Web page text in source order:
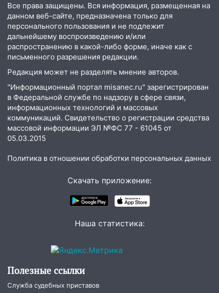
22:58 Соцсети: на проспекте Тюленева
ДТП с мотоциклистом
20:22 Мошенники обманули 92-летнюю
жительницу Ульяновской области
19:14
Житель Ульяновской области
подвез троих незнакомцев на трассе и
заработал уголовное дело
18:14 Прогноз погоды на 6 августа в
Ульяновской области
18:00 Мотофристайл, рок и силовой
большой фестиваль «Наше время»
Где есть бензин в Ульяновске 5
«Обыск» по видеосвязи: в
Ульяновске задержали 19-летнюю
сообщницу мошенников
Едва не перерезал горло: в
Вешкайме посиделки с судимым
знакомым закончились для женщины
Все права защищены. Вся информация, размещенная на
данном веб-сайте, предназначена только для
персонального пользования и не подлежит
дальнейшему воспроизведению и/или
распространению в какой-либо форме, иначе как с
письменного разрешения редакции.
Редакция может не разделять мнение авторов.
"Информационный портал misanec.ru" зарегистрирован
в Федеральной службе по надзору в сфере связи,
информационных технологий и массовых
коммуникаций. Свидетельство о регистрации средства
массовой информации ЭЛ №ФС 77 - 61045 от
05.03.2015
Политика в отношении обработки персональных данных
Скачать приложение:
Наша статистика:
Полезные ссылки
Служба судебных приставов